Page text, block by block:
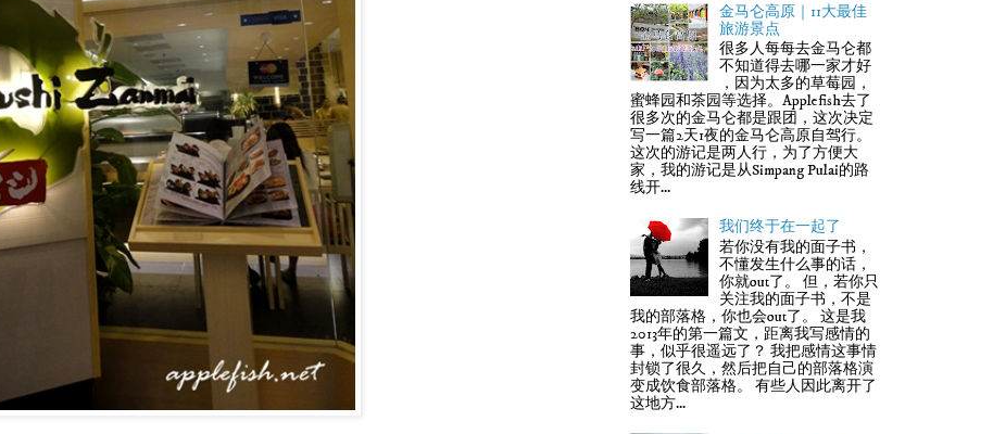
金马仑高原｜11大最佳
旅游景点
很多人每每去金马仑都
不知道得去哪一家才好
，因为太多的草莓园，
蜜蜂园和茶园等选择。Applefish去了
很多次的金马仑都是跟团，这次决定
写一篇2天1夜的金马仑高原自驾行。
这次的游记是两人行，为了方便大
家，我的游记是从Simpang Pulai的路
线开...
我们终于在一起了
若你没有我的面子书，
不懂发生什么事的话，
你就out了。 但，若你只
关注我的面子书，不是
我的部落格，你也会out了。 这是我
2013年的第一篇文，距离我写感情的
事，似乎很遥远了？ 我把感情这事情
封锁了很久，然后把自己的部落格演
变成饮食部落格。 有些人因此离开了
这地方...